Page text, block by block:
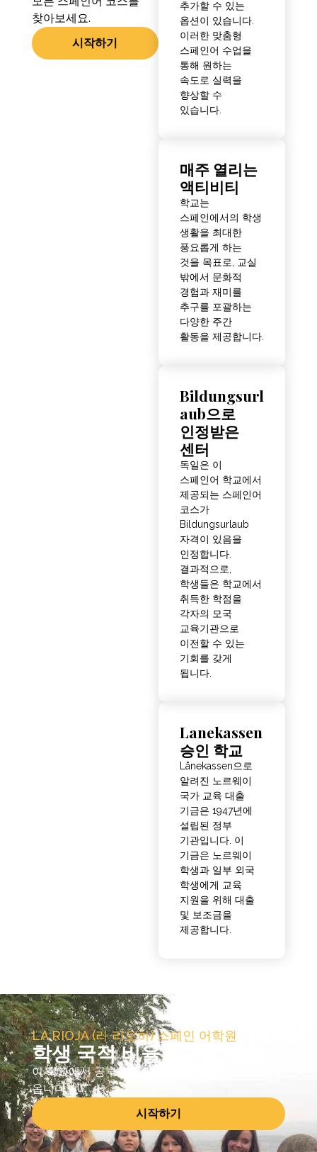
찾아보세요.
시작하기
추가할 수 있는
옵션이 있습니다.
이러한 맞춤형
스페인어 수업을
통해 원하는
속도로 실력을
향상할 수
있습니다.
매주 열리는
액티비티
학교는
스페인에서의 학생
생활을 최대한
풍요롭게 하는
것을 목표로, 교실
밖에서 문화적
경험과 재미를
추구를 포괄하는
다양한 주간
활동을 제공합니다.
Bildungsurl
aub으로
인정받은
센터
독일은 이
스페인어 학교에서
제공되는 스페인어
코스가
Bildungsurlaub
자격이 있음을
인정합니다.
결과적으로,
학생들은 학교에서
취득한 학점을
각자의 모국
교육기관으로
이전할 수 있는
기회를 갖게
됩니다.
Lanekassen
승인 학교
Lånekassen으로
알려진 노르웨이
국가 교육 대출
기금은 1947년에
설립된 정부
기관입니다. 이
기금은 노르웨이
학생과 일부 외국
학생에게 교육
지원을 위해 대출
및 보조금을
제공합니다.
LA RIOJA (라 리오하) 스페인 어학원
학생 국적 비율
이 학교에서 공부하기 위해 전 세계에서 학생들이
옵니다
시작하기